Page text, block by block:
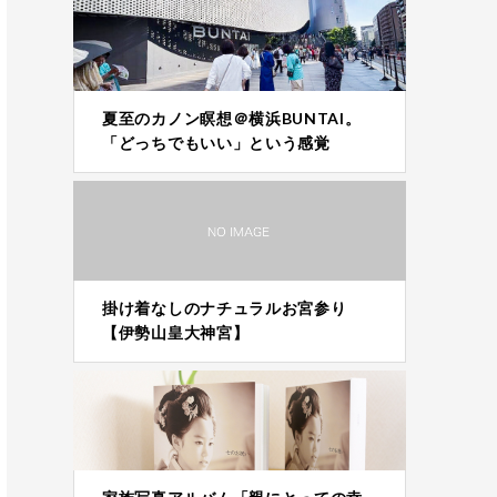
夏至のカノン瞑想＠横浜BUNTAI。
「どっちでもいい」という感覚
掛け着なしのナチュラルお宮参り
【伊勢山皇大神宮】